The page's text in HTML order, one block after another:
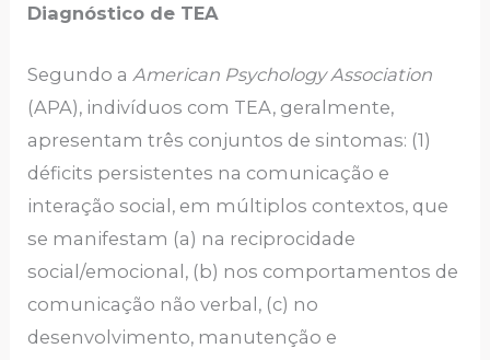
Diagnóstico de TEA
Segundo a American Psychology Association
(APA), indivíduos com TEA, geralmente,
apresentam três conjuntos de sintomas: (1)
déficits persistentes na comunicação e
interação social, em múltiplos contextos, que
se manifestam (a) na reciprocidade
social/emocional, (b) nos comportamentos de
comunicação não verbal, (c) no
desenvolvimento, manutenção e